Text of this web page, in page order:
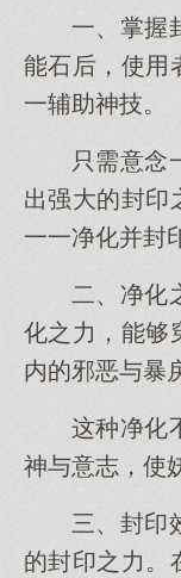
一、掌握
能石后，使用
一辅助神技。
只需意念
出强大的封印
一一净化并封
二、净化
化之力，能够
内的邪恶与暴
这种净化
神与意志，使
三、封印
的封印之力。